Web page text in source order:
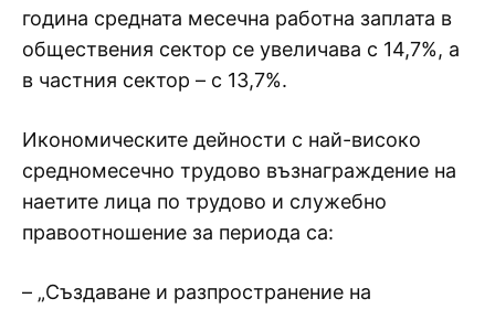
година средната месечна работна заплата в
обществения сектор се увеличава с 14,7%, а
в частния сектор – с 13,7%.
Икономическите дейности с най-високо
средномесечно трудово възнаграждение на
наетите лица по трудово и служебно
правоотношение за периода са:
– „Създаване и разпространение на